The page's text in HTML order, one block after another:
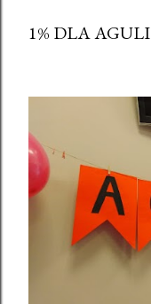
1% DLA AGULI